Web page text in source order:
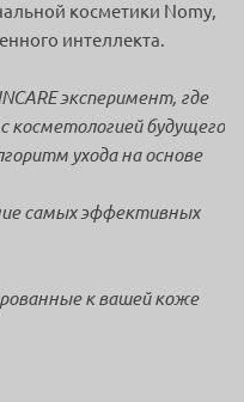
косметики Nomy,
интеллекта.
эксперимент, где
косметологией будущего
ухода на основе
самых эффективных
к вашей коже